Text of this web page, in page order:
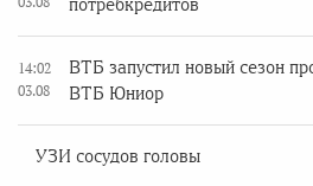
потребкредитов
14:02
03.08
ВТБ запустил новый сезон
ВТБ Юниор
УЗИ сосудов головы